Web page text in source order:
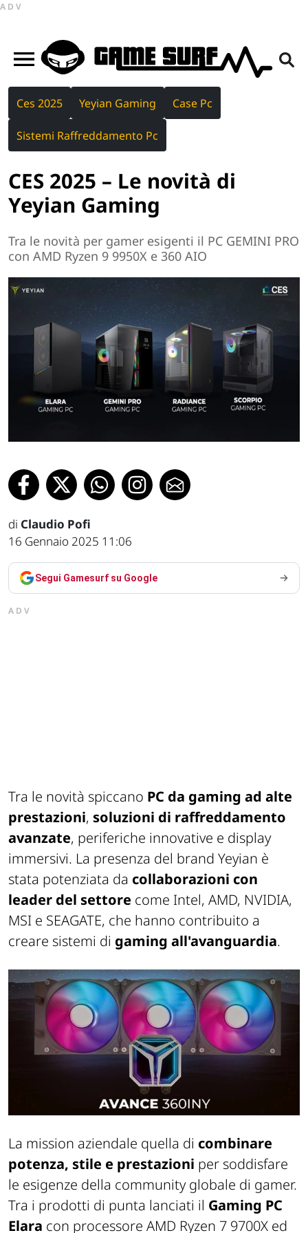
ADV
Ces 2025 Yeyian Gaming Case Pc
Sistemi Raffreddamento Pc
CES 2025 – Le novità di
Yeyian Gaming
Tra le novità per gamer esigenti il PC GEMINI PRO
con AMD Ryzen 9 9950X e 360 AIO
di Claudio Pofi
16 Gennaio 2025 11:06
Segui Gamesurf su Google
ADV
Tra le novità spiccano PC da gaming ad alte
prestazioni, soluzioni di raffreddamento
avanzate, periferiche innovative e display
immersivi. La presenza del brand Yeyian è
stata potenziata da collaborazioni con
leader del settore come Intel, AMD, NVIDIA,
MSI e SEAGATE, che hanno contribuito a
creare sistemi di gaming all'avanguardia.
La mission aziendale quella di combinare
potenza, stile e prestazioni per soddisfare
le esigenze della community globale di gamer.
Tra i prodotti di punta lanciati il Gaming PC
Elara con processore AMD Ryzen 7 9700X ed